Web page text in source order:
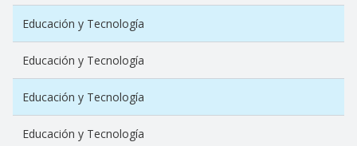
Educación y Tecnología
Educación y Tecnología
Educación y Tecnología
Educación y Tecnología